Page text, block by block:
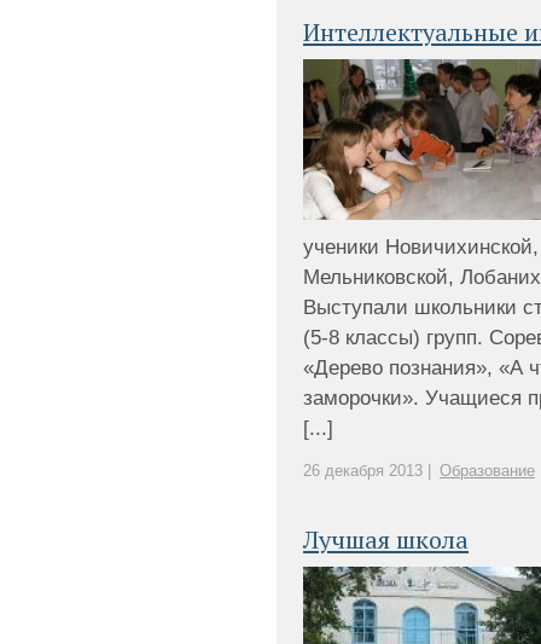
Интеллектуальные
ученики
Мельниковской,
Выступали школьники
(5-8 классы) групп.
«Дерево познания», «А
заморочки». Учащиеся
[...]
26 декабря 2013 | Образование
Лучшая школа